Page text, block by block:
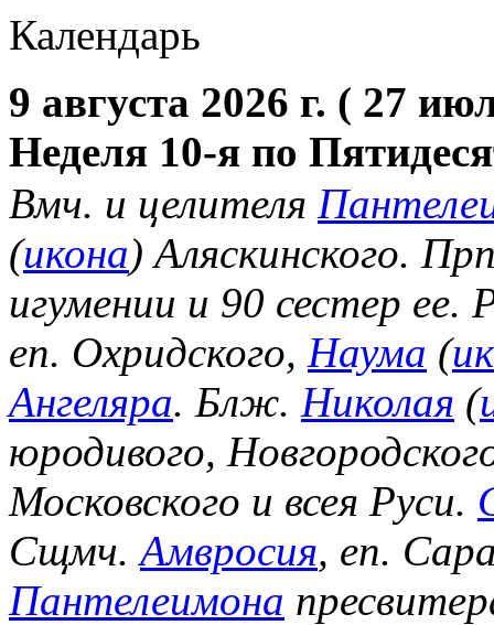
Календарь
9 августа 2026 г. ( 27
Неделя 10-я по
Вмч. и целителя
(икона) Аляскинского.
игумении и 90 сестер ее.
еп. Охридского, Наума (
Ангеляра. Блж. Николая (
юродивого,
Московского и всея Руси.
Сщмч.Амвросия, еп.
Пантелеимона